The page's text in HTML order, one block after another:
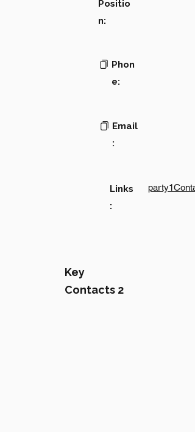
Positio
n:
Phon
e:
Email
:
Links
:
Key
Contacts 2